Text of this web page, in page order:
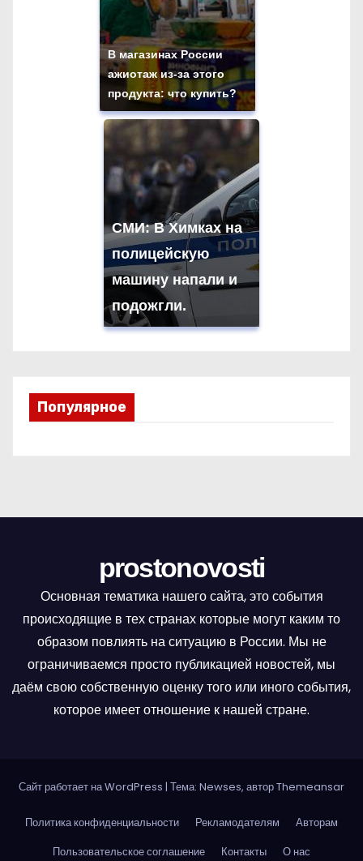
В магазинах России
ажиотаж из-за этого
продукта: что купить?
СМИ: В Химках на
полицейскую
машину напали и
подожгли.
Популярное
prostonovosti
Основная тематика нашего сайта, это события
происходящие в тех странах которые могут каким то
образом повлиять на ситуацию в России. Мы не
ограничиваемся просто публикацией новостей, мы
даём свою собственную оценку того или иного события,
которое имеет отношение к нашей стране.
Сайт работает на WordPress | Тема: Newses, авторThemeansar
Политика конфиденциальности Рекламодателям
Авторам
Пользовательское соглашение
Контакты О нас